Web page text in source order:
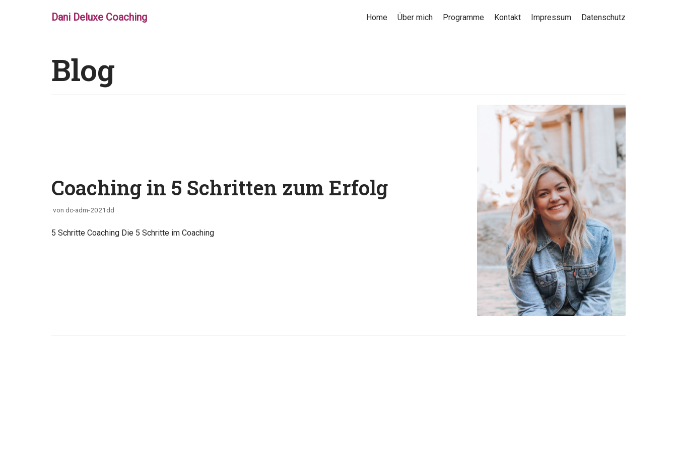
Dani Deluxe Coaching Home Über mich Programme Kontakt Impressum Datenschutz
Blog
Coaching in 5 Schritten zum Erfolg
von dc-adm-2021dd
5 Schritte Coaching Die 5 Schritte im Coaching